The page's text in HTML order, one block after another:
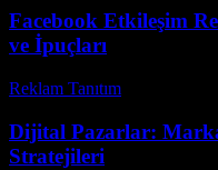
Facebook Etkileşim
ve İpuçları
Reklam Tanıtım
Dijital Pazarlar:
Stratejileri